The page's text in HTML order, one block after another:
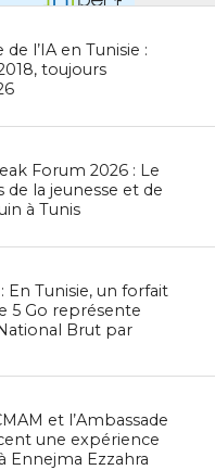
l’IA en Tunisie :
toujours
Forum 2026 : Le
la jeunesse et de
à Tunis
En Tunisie, un forfait
5 Go représente
Brut par
et l’Ambassade
une expérience
Ennejma Ezzahra